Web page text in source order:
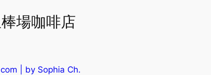
場咖啡店
| by Sophia Ch.